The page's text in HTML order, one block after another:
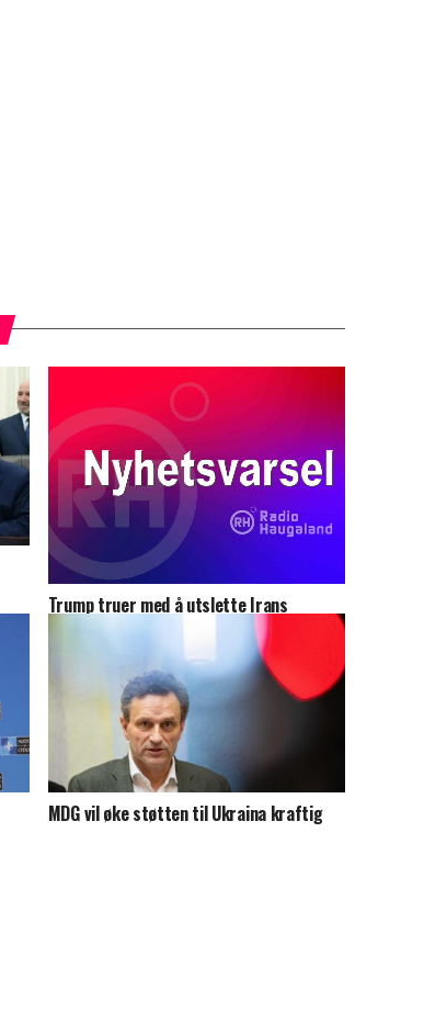
Trump truer med å utslette Irans
kraftverk, oljebrønner og
avsaltingsanlegg hvis ikke avtale inngås
MDG vil øke støtten til Ukraina kraftig